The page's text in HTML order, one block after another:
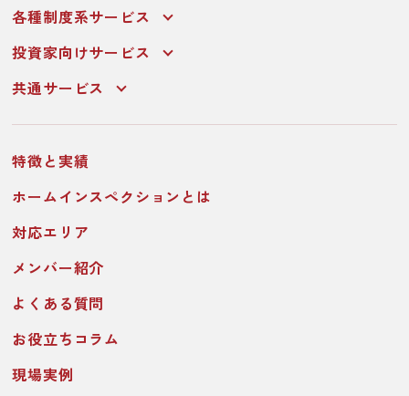
各種制度系サービス
投資家向けサービス
共通サービス
特徴と実績
ホームインスペクションとは
対応エリア
メンバー紹介
よくある質問
お役立ちコラム
現場実例